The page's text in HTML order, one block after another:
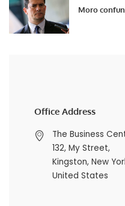
Moro
Office Address
The Business
132, My Street,
Kingston, New
United States